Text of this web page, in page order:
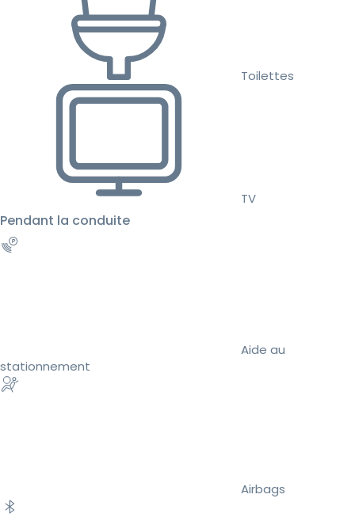
Toilettes
TV
Pendant la conduite
Aide au
stationnement
Airbags